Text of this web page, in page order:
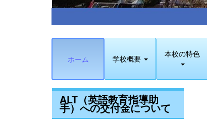
ホーム 学校概要 本校の特色
ALT（英語教育指導助
手）への交付金について